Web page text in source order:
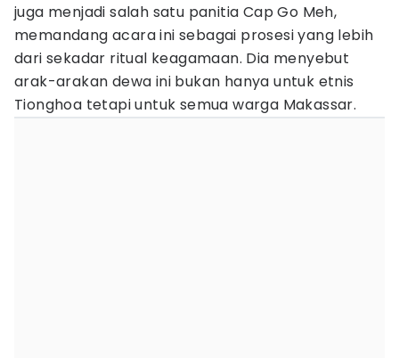
juga menjadi salah satu panitia Cap Go Meh,
memandang acara ini sebagai prosesi yang lebih
dari sekadar ritual keagamaan. Dia menyebut
arak-arakan dewa ini bukan hanya untuk etnis
Tionghoa tetapi untuk semua warga Makassar.